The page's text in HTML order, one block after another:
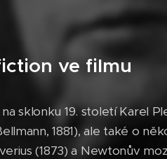
ve filmu
sklonku 19. století Karel
1881), ale také o
(1873) a Newtonův